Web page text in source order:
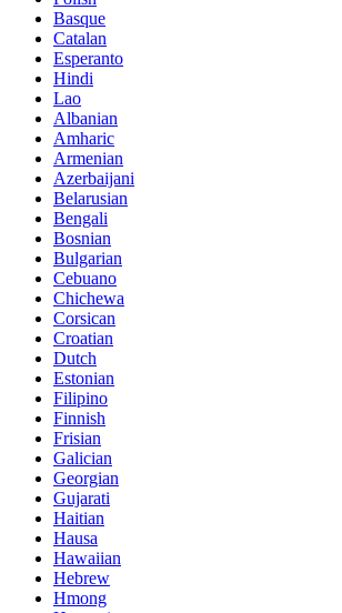
Basque
Catalan
Esperanto
Hindi
Lao
Albanian
Amharic
Armenian
Azerbaijani
Belarusian
Bengali
Bosnian
Bulgarian
Cebuano
Chichewa
Corsican
Croatian
Dutch
Estonian
Filipino
Finnish
Frisian
Galician
Georgian
Gujarati
Haitian
Hausa
Hawaiian
Hebrew
Hmong